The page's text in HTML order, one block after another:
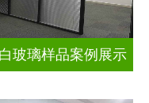
玻璃样品案例展示